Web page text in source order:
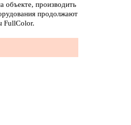
объекте, производить
продолжают
FullColor.